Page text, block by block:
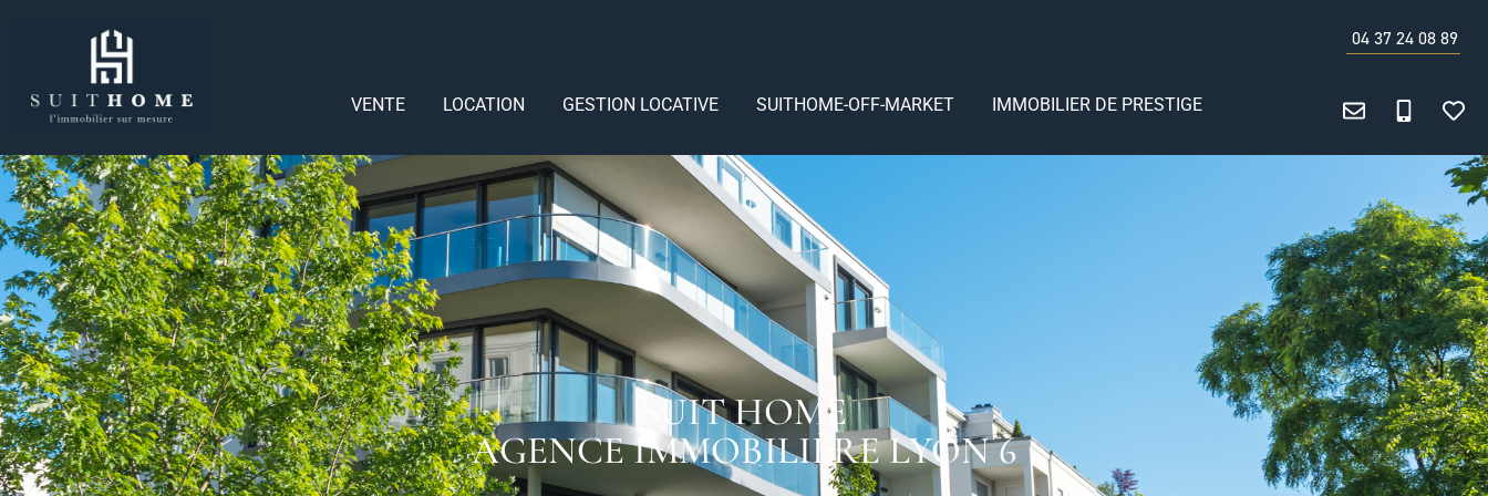
VENTE LOCATION GESTION LOCATIVE SUITHOME-OFF-MARKET IMMOBILIER DE PRESTIGE
04 37 24 08 89
SUIT HOME
AGENCE IMMOBILIÈRE LYON 6